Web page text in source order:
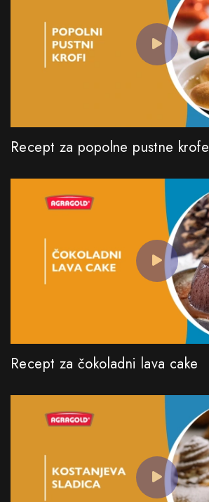
Recept za popolne pustne krofe
Recept za čokoladni lava cake